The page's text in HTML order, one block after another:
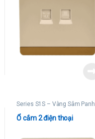
Series S1S – Vàng Sâm Panh
Ổ cắm 2 điện thoại